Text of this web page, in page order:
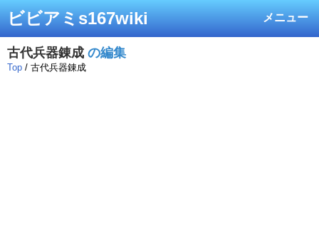
メニュー
ビビアミs167wiki
古代兵器錬成 の編集
Top / 古代兵器錬成